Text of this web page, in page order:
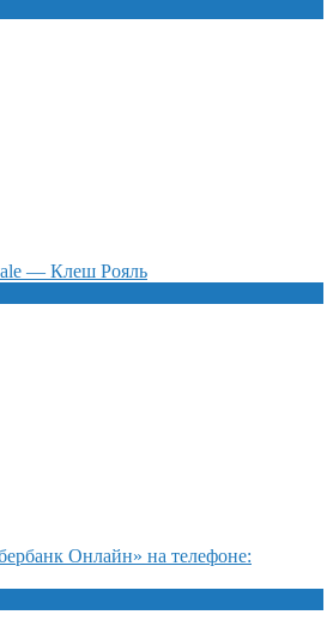
— Клеш Рояль
Онлайн» на телефоне: